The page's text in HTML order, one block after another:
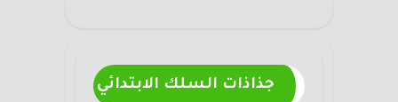
جذاذات السلك الابتدائي